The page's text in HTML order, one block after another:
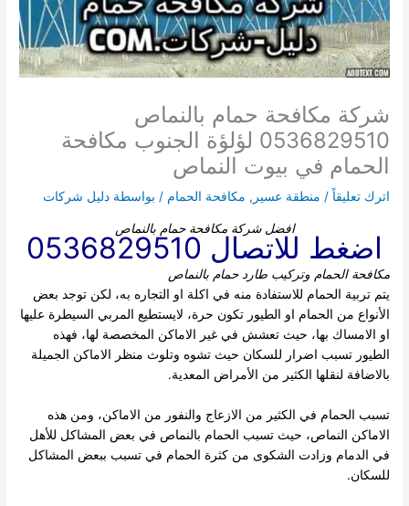
شركة مكافحة حمام بالنماص
0536829510 لؤلؤة الجنوب مكافحة
الحمام في بيوت النماص
اترك تعليقاً / منطقة عسير , مكافحة الحمام / بواسطة دليل شركات
افضل شركة مكافحة حمام بالنماص
اضغط للاتصال 0536829510
مكافحة الحمام وتركيب طارد حمام بالنماص
يتم تربية الحمام للاستفادة منه في اكلة او التجاره به، لكن توجد بعض
الأنواع من الحمام او الطيور تكون حرة، لايستطيع المربي السيطرة عليها
او الامساك بها، حيث تعشش في غير الاماكن المخصصة لها، فهذه
الطيور تسبب اضرار للسكان حيث تشوه وتلوث منظر الاماكن الجميلة
بالاضافة لنقلها الكثير من الأمراض المعدية.
تسبب الحمام في الكثير من الازعاج والنفور من الاماكن، ومن هذه
الاماكن النماص، حيث تسبب الحمام بالنماص في بعض المشاكل للأهل
في الدمام وزادت الشكوى من كثرة الحمام في تسبب ببعض المشاكل
للسكان.